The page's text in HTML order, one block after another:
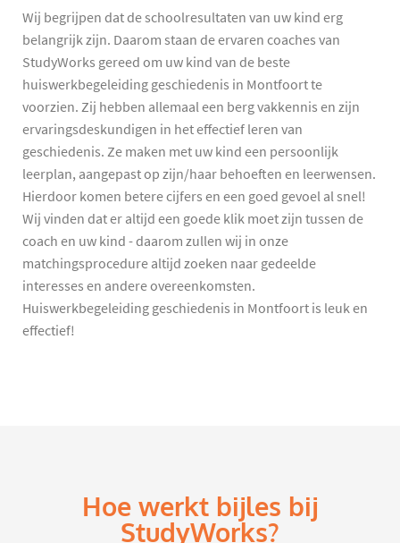
Wij begrijpen dat de schoolresultaten van uw kind erg
belangrijk zijn. Daarom staan de ervaren coaches van
StudyWorks gereed om uw kind van de beste
huiswerkbegeleiding geschiedenis in Montfoort te
voorzien. Zij hebben allemaal een berg vakkennis en zijn
ervaringsdeskundigen in het effectief leren van
geschiedenis. Ze maken met uw kind een persoonlijk
leerplan, aangepast op zijn/haar behoeften en leerwensen.
Hierdoor komen betere cijfers en een goed gevoel al snel!
Wij vinden dat er altijd een goede klik moet zijn tussen de
coach en uw kind - daarom zullen wij in onze
matchingsprocedure altijd zoeken naar gedeelde
interesses en andere overeenkomsten.
Huiswerkbegeleiding geschiedenis in Montfoort is leuk en
effectief!
Hoe werkt bijles bij
StudyWorks?